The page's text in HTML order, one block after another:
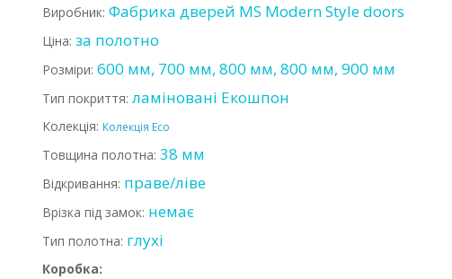
Виробник: Фабрика дверей MS Modern Style doors
Ціна: за полотно
Розміри: 600 мм, 700 мм, 800 мм, 800 мм, 900 мм
Тип покриття: ламіновані Екошпон
Колекція: Колекція Eco
Товщина полотна: 38 мм
Відкривання: праве/ліве
Врізка під замок: немає
Тип полотна: глухі
Коробка: